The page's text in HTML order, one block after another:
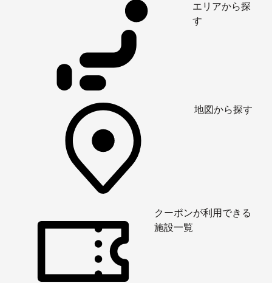
エリアから探
す
地図から探す
クーポンが利用できる
施設一覧